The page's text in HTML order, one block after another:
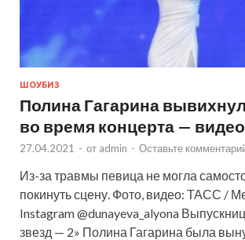
ШОУБИЗ
Полина Гагарина
во время концерта — видео
27.04.2021 - от admin - Оставьте
Из-за травмы певица не могла
покинуть сцену. Фото, видео: ТАСС /
Instagram @dunayeva_alyona
звезд — 2» Полина Гагарина была